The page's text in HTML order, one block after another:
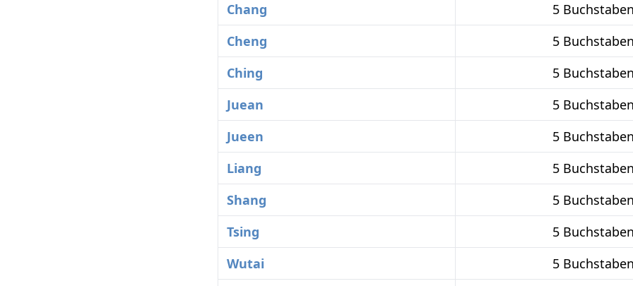
Chang
5 Buchstaben
Cheng
5 Buchstaben
Ching
5 Buchstaben
Juean
5 Buchstaben
Jueen
5 Buchstaben
Liang
5 Buchstaben
Shang
5 Buchstaben
Tsing
5 Buchstaben
Wutai
5 Buchstaben